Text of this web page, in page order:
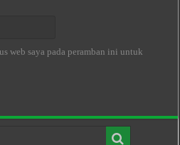
web saya pada peramban ini untuk